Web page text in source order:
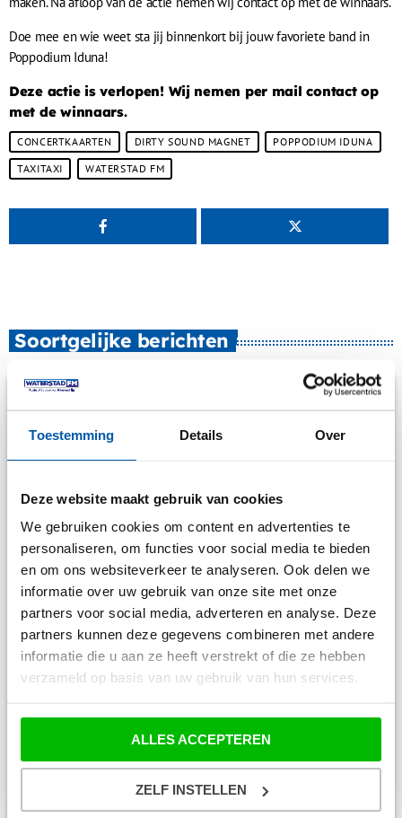
Toestemming Details Over
Deze website maakt gebruik van cookies
We gebruiken cookies om content en advertenties te
personaliseren, om functies voor social media te bieden
en om ons websiteverkeer te analyseren. Ook delen we
informatie over uw gebruik van onze site met onze
partners voor social media, adverteren en analyse. Deze
partners kunnen deze gegevens combineren met andere
informatie die u aan ze heeft verstrekt of die ze hebben
verzameld op basis van uw gebruik van hun services.
ALLES ACCEPTEREN
ZELF INSTELLEN
Doe mee en wie weet sta jij binnenkort bij jouw favoriete band in
Poppodium Iduna!
Deze actie is verlopen! Wij nemen per mail contact op
met de winnaars.
CONCERTKAARTEN DIRTY SOUND MAGNET
POPPODIUM IDUNA
TAXITAXI
WATERSTAD FM
Soortgelijke berichten
Acties
Merke Wergea passe-partouts winnen?